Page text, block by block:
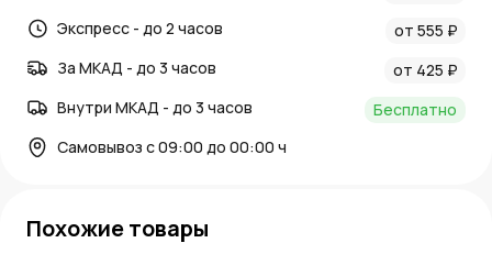
Экспресс - до 2 часов
от 555 ₽
За МКАД - до 3 часов
от 425 ₽
Внутри МКАД - до 3 часов
Бесплатно
Самовывоз с 09:00 до 00:00 ч
Похожие товары